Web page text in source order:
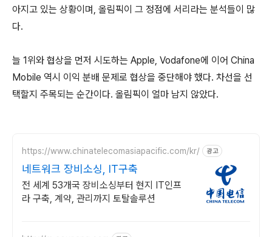
아지고 있는 상황이며, 올림픽이 그 정점에 서리라는 분석들이 많
다.
늘 1위와 협상을 먼저 시도하는 Apple, Vodafone에 이어 China
Mobile 역시 이익 분배 문제로 협상을 중단해야 했다. 차선을 선
택할지 주목되는 순간이다. 올림픽이 얼마 남지 않았다.
https://www.chinatelecomasiapacific.com/kr/ 광고
네트워크 장비소싱, IT구축
전 세계 53개국 장비소싱부터 현지 IT인프
라 구축, 계약, 관리까지 토탈솔루션